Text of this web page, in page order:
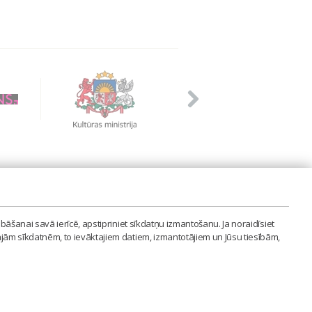
savā ierīcē, apstipriniet sīkdatņu izmantošanu. Ja noraidīsiet
sīkdatnēm, to ievāktajiem datiem, izmantotājiem un Jūsu tiesībām,